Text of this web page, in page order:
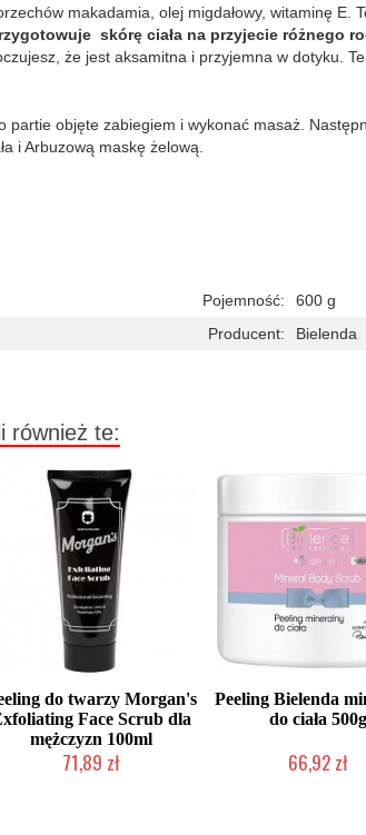
makadamia, olej migdałowy, witaminę E.
skórę ciała na przyjecie różnego
że jest aksamitna i przyjemna w dotyku.
partie objęte zabiegiem i wykonać masaż.
i Arbuzową maskę żelową.
Pojemność:
600 g
Producent:
Bielenda
również te:
do twarzy Morgan's
Face Scrub dla
mężczyzn 100ml
71,89 zł
Peeling Bielenda
do ciała 500g
66,92 zł